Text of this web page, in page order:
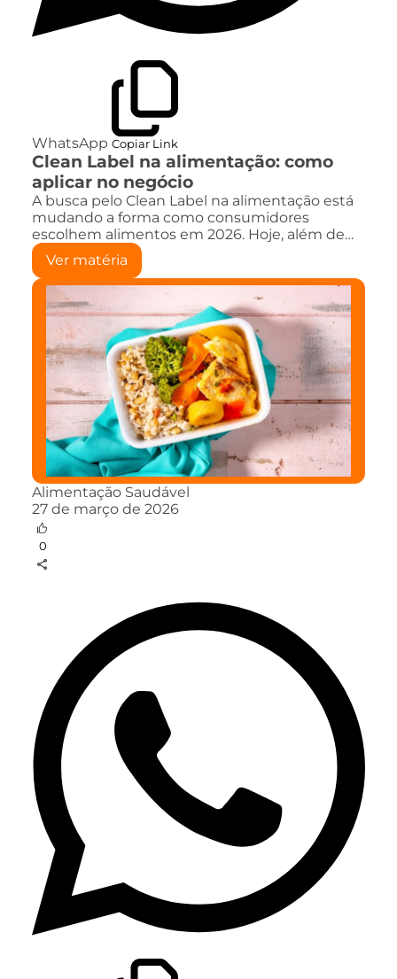
WhatsApp Copiar Link
Clean Label na alimentação: como
aplicar no negócio
A busca pelo Clean Label na alimentação está
mudando a forma como consumidores
escolhem alimentos em 2026. Hoje, além de…
Ver matéria
Alimentação Saudável
27 de março de 2026
0